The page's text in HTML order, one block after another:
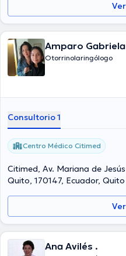
Amparo
Otorrinolaringólogo
Consultorio 1
Centro Médico Citimed
Citimed, Av. Mariana de
Quito, 170147, Ecuador, Quito
Ana Avilés .